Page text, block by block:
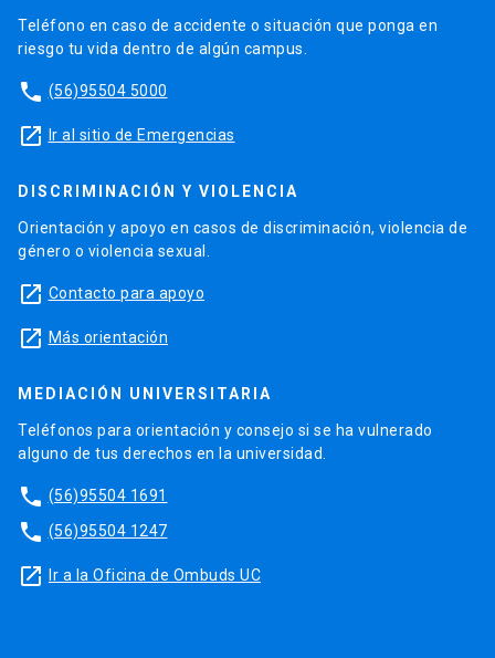
Teléfono en caso de accidente o situación que ponga en
riesgo tu vida dentro de algún campus.
phone (56)95504 5000
launch Ir al sitio de Emergencias
DISCRIMINACIÓN Y VIOLENCIA
Orientación y apoyo en casos de discriminación, violencia de
género o violencia sexual.
launch Contacto para apoyo
launch Más orientación
MEDIACIÓN UNIVERSITARIA
Teléfonos para orientación y consejo si se ha vulnerado
alguno de tus derechos en la universidad.
phone (56)95504 1691
phone (56)95504 1247
launch Ir a la Oficina de Ombuds UC